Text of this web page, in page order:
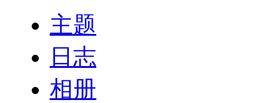
主题
日志
相册